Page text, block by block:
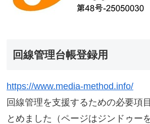
回線管理台帳登録用
https://www.media-method.info/
回線管理を支援するための必要項
とめました（ページはジンドゥー